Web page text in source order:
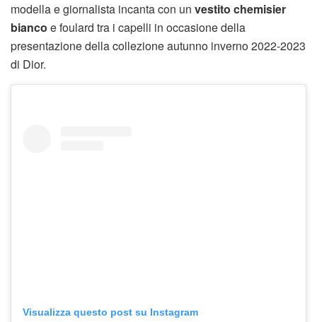
modella e giornalista incanta con un vestito chemisier
bianco e foulard tra i capelli in occasione della
presentazione della collezione autunno inverno 2022-2023
di Dior.
Visualizza questo post su Instagram